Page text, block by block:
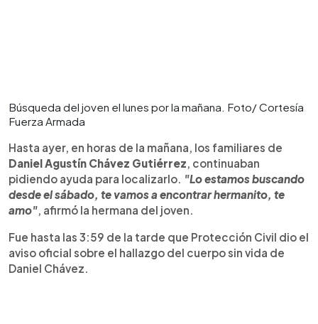
Búsqueda del joven el lunes por la mañana. Foto/ Cortesía
Fuerza Armada
Hasta ayer, en horas de la mañana, los familiares de
Daniel Agustín Chávez Gutiérrez, continuaban
pidiendo ayuda para localizarlo. "Lo estamos buscando
desde el sábado, te vamos a encontrar hermanito, te
amo", afirmó la hermana del joven.
Fue hasta las 3:59 de la tarde que Protección Civil dio el
aviso oficial sobre el hallazgo del cuerpo sin vida de
Daniel Chávez.